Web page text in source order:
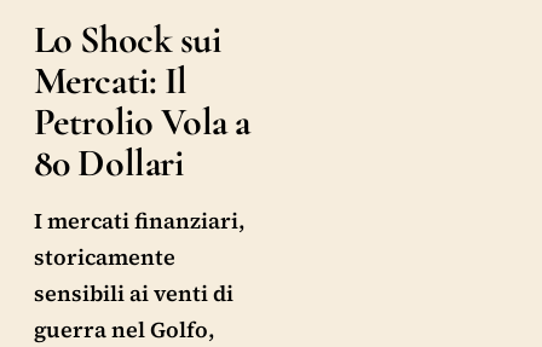
Lo Shock sui
Mercati: Il
Petrolio Vola a
80 Dollari
I mercati finanziari,
storicamente
sensibili ai venti di
guerra nel Golfo,